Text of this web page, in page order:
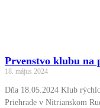
Prvenstvo klubu na
18. május 2024
Dňa 18.05.2024 Klub
Priehrade v Nitrianskom